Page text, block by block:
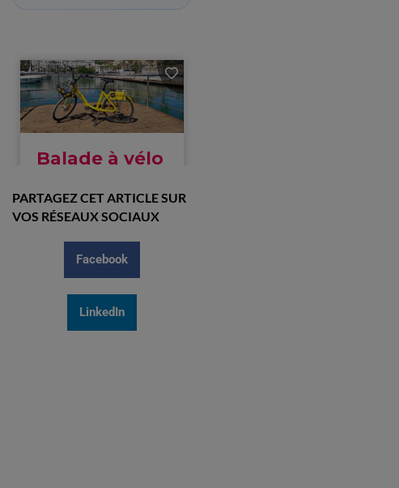
PARTAGEZ CET ARTICLE SUR
VOS RÉSEAUX SOCIAUX
Facebook
LinkedIn